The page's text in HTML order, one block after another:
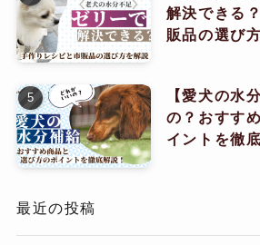
解決できる
販品の選び
【愛犬の水
の？おすす
イントを徹
最近の投稿